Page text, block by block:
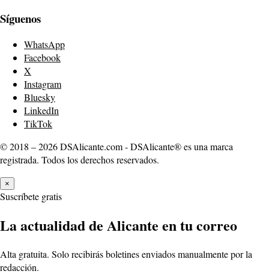
Síguenos
WhatsApp
Facebook
X
Instagram
Bluesky
LinkedIn
TikTok
© 2018 – 2026 DSAlicante.com - DSAlicante® es una marca
registrada. Todos los derechos reservados.
×
Suscríbete gratis
La actualidad de Alicante en tu correo
Alta gratuita. Solo recibirás boletines enviados manualmente por la
redacción.